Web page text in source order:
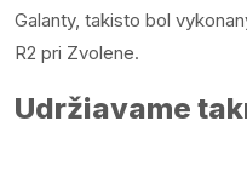
Galanty, takisto bol
R2 pri Zvolene.
Udržiavame